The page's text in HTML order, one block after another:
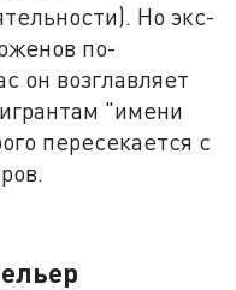
Но экс-
по-
он возглавляет
"имени
пересекается с